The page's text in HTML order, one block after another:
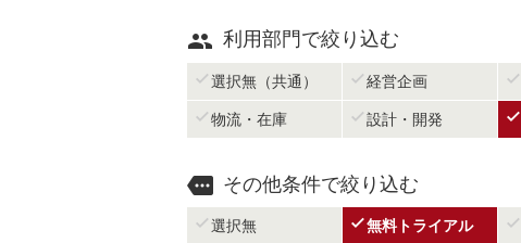
 利用部門で絞り込む
 選択無（共通）  経営企画 
 物流・在庫  設計・開発 
 その他条件で絞り込む
 選択無 無料トライアル 